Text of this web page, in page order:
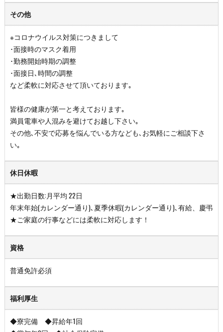
その他
※コロナウイルス対策につきまして
･面接時のマスク着用
･勤務開始時期の調整
･面接日､時間の調整
など柔軟に対応させて頂いております｡
皆様の健康が第一と考えております｡
満員電車や人混みを避けてお越し下さい｡
その他､不安で応募を悩んでいる方なども､お気軽にご相談下さ
い｡
休日休暇
★出勤日数:月平均 22日
年末年始(カレンダー通り)､夏季休暇(カレンダー通り)､有給、慶弔
★ご家庭の行事などには柔軟に対応します！
資格
普通免許必須
福利厚生
◆寮完備 ◆昇給年1回